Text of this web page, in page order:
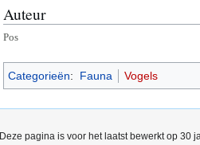
Auteur
Pos
Categorieën: Fauna Vogels
Deze pagina is voor het laatst bewerkt op 30